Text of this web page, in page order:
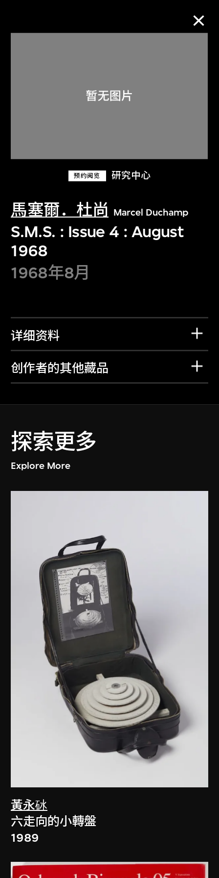
预约阅览 研究中心
馬塞爾．杜尚 Marcel Duchamp
S.M.S. : Issue 4 : August
1968
1968年8月
详细资料
创作者的其他藏品
探索更多
Explore More
黃永砅
六走向的小轉盤
1989
关于M+藏品
探索世界顶级的二十及二十一世纪视觉
文化藏品。